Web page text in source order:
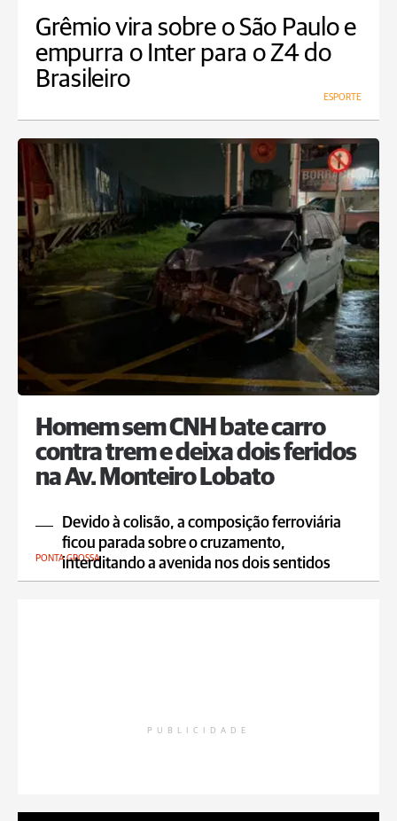
Grêmio vira sobre o São Paulo e
empurra o Inter para o Z4 do
Brasileiro
ESPORTE
Homem sem CNH bate carro
contra trem e deixa dois feridos
na Av. Monteiro Lobato
Devido à colisão, a composição ferroviária
ficou parada sobre o cruzamento,
interditando a avenida nos dois sentidos
PONTA GROSSA
PUBLICIDADE